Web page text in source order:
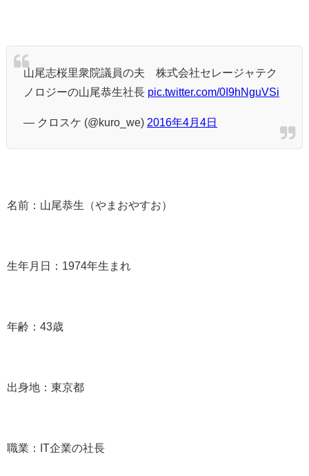
山尾志桜里衆院議員の夫 株式会社セレージャテク
ノロジーの山尾恭生社長 pic.twitter.com/0I9hNguVSi
— クロスケ (@kuro_we) 2016年4月4日
名前：山尾恭生（やまおやすお）
生年月日：1974年生まれ
年齢：43歳
出身地：東京都
職業：IT企業の社長